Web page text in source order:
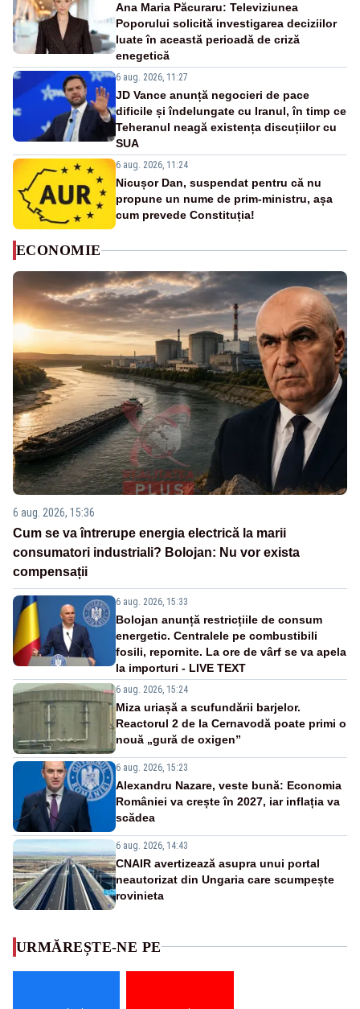
Ana Maria Păcuraru: Televiziunea
Poporului solicită investigarea deciziilor
luate în această perioadă de criză
enegetică
6 aug. 2026, 11:27
JD Vance anunță negocieri de pace
dificile și îndelungate cu Iranul, în timp ce
Teheranul neagă existența discuțiilor cu
SUA
6 aug. 2026, 11:24
Nicușor Dan, suspendat pentru că nu
propune un nume de prim-ministru, așa
cum prevede Constituția!
ECONOMIE
6 aug. 2026, 15:36
Cum se va întrerupe energia electrică la marii
consumatori industriali? Bolojan: Nu vor exista
compensații
6 aug. 2026, 15:33
Bolojan anunță restricțiile de consum
energetic. Centralele pe combustibili
fosili, repornite. La ore de vârf se va apela
la importuri - LIVE TEXT
6 aug. 2026, 15:24
Miza uriașă a scufundării barjelor.
Reactorul 2 de la Cernavodă poate primi o
nouă „gură de oxigen”
6 aug. 2026, 15:23
Alexandru Nazare, veste bună: Economia
României va crește în 2027, iar inflația va
scădea
6 aug. 2026, 14:43
CNAIR avertizează asupra unui portal
neautorizat din Ungaria care scumpește
rovinieta
URMĂREȘTE-NE PE